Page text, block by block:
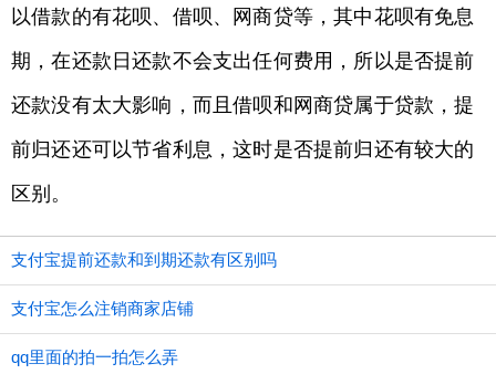
以借款的有花呗、借呗、网商贷等，其中花呗有免息
期，在还款日还款不会支出任何费用，所以是否提前
还款没有太大影响，而且借呗和网商贷属于贷款，提
前归还还可以节省利息，这时是否提前归还有较大的
区别。
支付宝提前还款和到期还款有区别吗
支付宝怎么注销商家店铺
qq里面的拍一拍怎么弄